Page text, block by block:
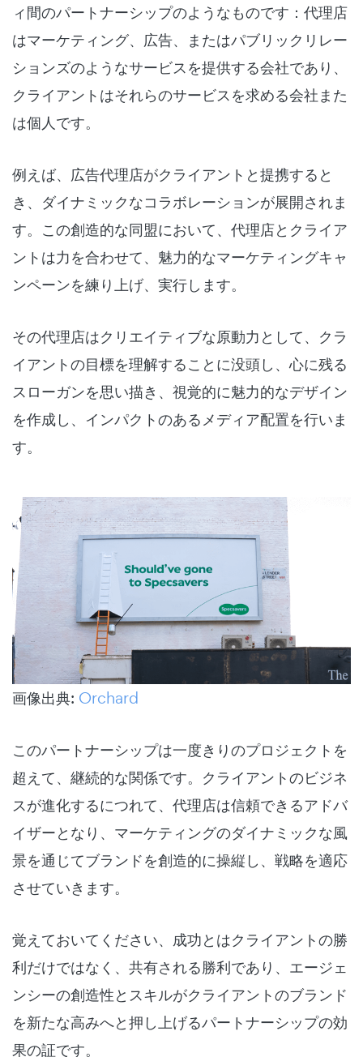
ィ間のパートナーシップのようなものです：代理店
はマーケティング、広告、またはパブリックリレー
ションズのようなサービスを提供する会社であり、
クライアントはそれらのサービスを求める会社また
は個人です。
例えば、広告代理店がクライアントと提携すると
き、ダイナミックなコラボレーションが展開されま
す。この創造的な同盟において、代理店とクライア
ントは力を合わせて、魅力的なマーケティングキャ
ンペーンを練り上げ、実行します。
その代理店はクリエイティブな原動力として、クラ
イアントの目標を理解することに没頭し、心に残る
スローガンを思い描き、視覚的に魅力的なデザイン
を作成し、インパクトのあるメディア配置を行いま
す。
画像出典: Orchard
このパートナーシップは一度きりのプロジェクトを
超えて、継続的な関係です。クライアントのビジネ
スが進化するにつれて、代理店は信頼できるアドバ
イザーとなり、マーケティングのダイナミックな風
景を通じてブランドを創造的に操縦し、戦略を適応
させていきます。
覚えておいてください、成功とはクライアントの勝
利だけではなく、共有される勝利であり、エージェ
ンシーの創造性とスキルがクライアントのブランド
を新たな高みへと押し上げるパートナーシップの効
果の証です。